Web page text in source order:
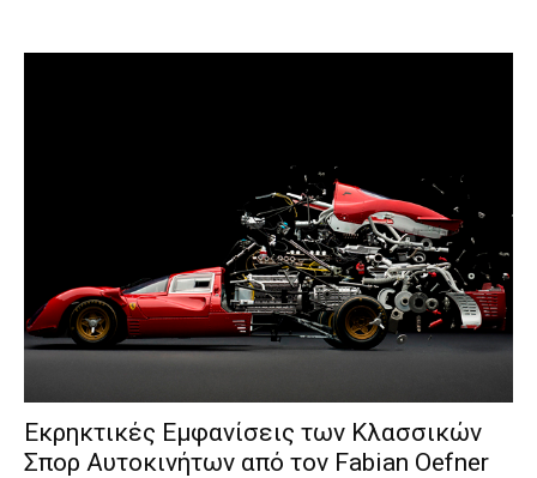
Εκρηκτικές Εμφανίσεις των Κλασσικών
Σπορ Αυτοκινήτων από τον Fabian Oefner